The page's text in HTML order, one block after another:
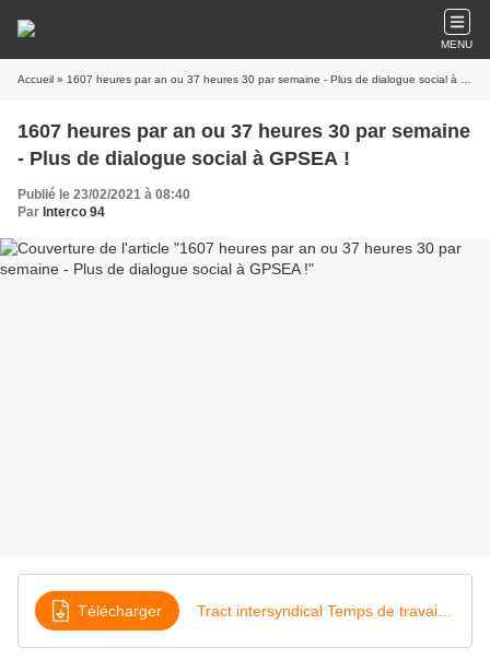
MENU
Accueil » 1607 heures par an ou 37 heures 30 par semaine - Plus de dialogue social à GPSEA !
1607 heures par an ou 37 heures 30 par semaine
- Plus de dialogue social à GPSEA !
Publié le 23/02/2021 à 08:40
Par Interco 94
Télécharger